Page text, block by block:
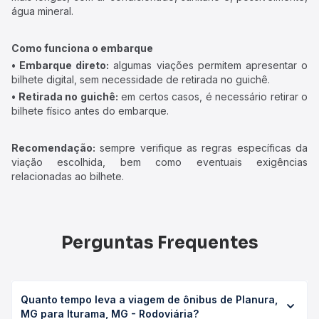
água mineral.
Como funciona o embarque
• Embarque direto: algumas viações permitem apresentar o
bilhete digital, sem necessidade de retirada no guichê.
• Retirada no guichê: em certos casos, é necessário retirar o
bilhete físico antes do embarque.
Recomendação: sempre verifique as regras específicas da
viação escolhida, bem como eventuais exigências
relacionadas ao bilhete.
Perguntas Frequentes
Quanto tempo leva a viagem de ônibus de Planura,
MG para Iturama, MG - Rodoviária?